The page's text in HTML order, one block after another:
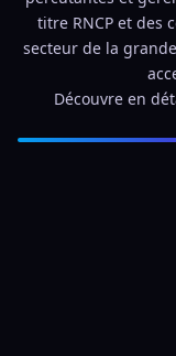
titre RNCP et des
secteur de la
Découvre en